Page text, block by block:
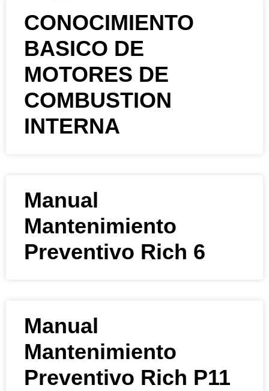
CONOCIMIENTO
BASICO DE
MOTORES DE
COMBUSTION
INTERNA
Manual
Mantenimiento
Preventivo Rich 6
Manual
Mantenimiento
Preventivo Rich P11